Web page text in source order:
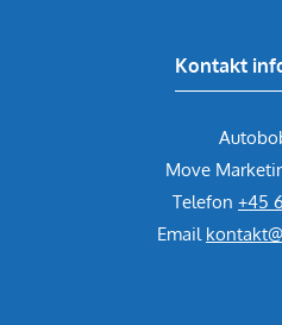
Kontakt
Move
Telefon +45
Email